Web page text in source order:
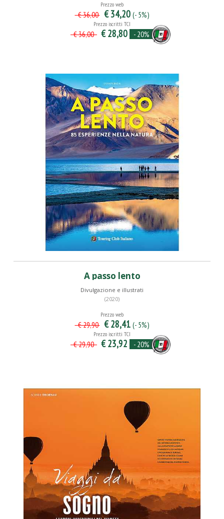
Prezzo web
€ 36,00 € 34,20 (- 5%)
Prezzo iscritti TCI
€ 36,00 € 28,80 - 20%
A passo lento
Divulgazione e illustrati
(2020)
Prezzo web
€ 29,90 € 28,41 (- 5%)
Prezzo iscritti TCI
€ 29,90 € 23,92 - 20%